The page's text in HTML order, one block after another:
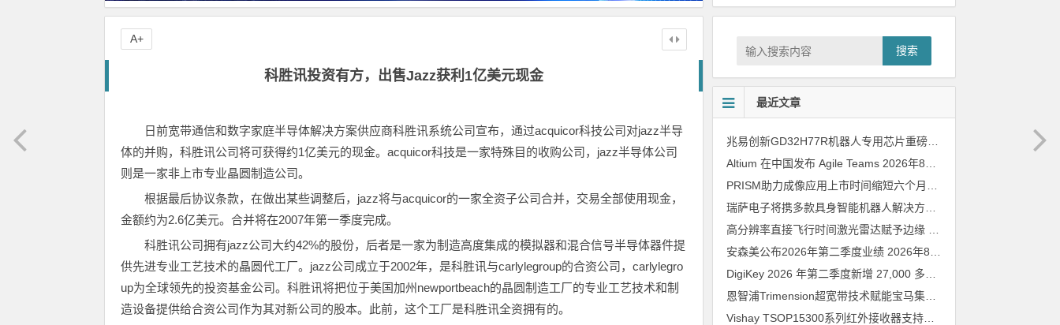
科胜讯投资有方，出售Jazz获利1亿美元现金
日前宽带通信和数字家庭半导体解决方案供应商科胜讯系统公司宣布，通过acquicor科技公司对jazz半导
体的并购，科胜讯公司将可获得约1亿美元的现金。acquicor科技是一家特殊目的收购公司，jazz半导体公司
则是一家非上市专业晶圆制造公司。
根据最后协议条款，在做出某些调整后，jazz将与acquicor的一家全资子公司合并，交易全部使用现金，
金额约为2.6亿美元。合并将在2007年第一季度完成。
科胜讯公司拥有jazz公司大约42%的股份，后者是一家为制造高度集成的模拟器和混合信号半导体器件提
供先进专业工艺技术的晶圆代工厂。jazz公司成立于2002年，是科胜讯与carlylegroup的合资公司，carlylegro
up为全球领先的投资基金公司。科胜讯将把位于美国加州newportbeach的晶圆制造工厂的专业工艺技术和制
造设备提供给合资公司作为其对新公司的股本。此前，这个工厂是科胜讯全资拥有的。
A+
搜索
最近文章
兆易创新GD32H77R机器人专用芯片重磅亮相，精准赋能伺服驱动与关节控制
Altium 在中国发布 Agile Teams 2026年8月6日
安森美公布2026年第二季度业绩 2026年8月6日
恩智浦Trimension超宽带技术赋能宝马集团Digital Key Plus及生命体存在检测功能
Vishay TSOP15300系列红外接收器支持所有主流遥控代码